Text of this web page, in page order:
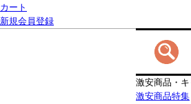
カート
新規会員登録
激安商品・
激安商品特集